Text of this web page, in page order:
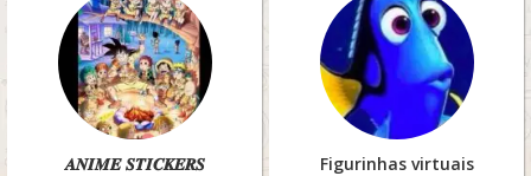
𝑨𝑵𝑰𝑴𝑬 𝑺𝑻𝑰𝑪𝑲𝑬𝑹𝑺
Figurinhas virtuais